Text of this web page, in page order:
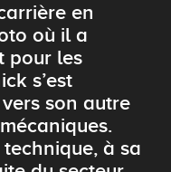
en
où il a
pour les
s’est
son autre
à sa